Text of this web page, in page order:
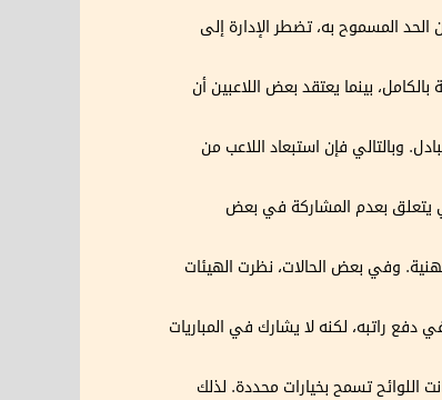
الحد المسموح به، تضطر الإدارة إلى
بينما يعتقد بعض اللاعبين أن
وبالتالي فإن استبعاد اللاعب من
يتعلق بعدم المشاركة في بعض
وفي بعض الحالات، نظرت الهيئات
دفع راتبه، لكنه لا يشارك في المباريات
اللوائح تسمح بخيارات محددة. لذلك